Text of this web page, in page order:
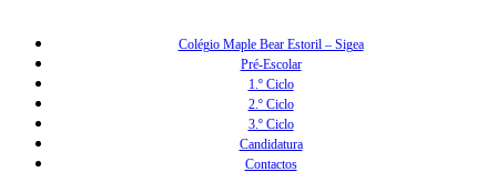
Colégio Maple Bear Estoril – Sigea
Pré-Escolar
1.º Ciclo
2.º Ciclo
3.º Ciclo
Candidatura
Contactos